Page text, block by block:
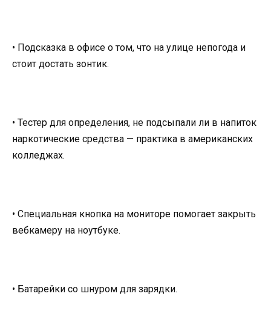
• Подсказка в офисе о том, что на улице непогода и
стоит достать зонтик.
• Тестер для определения, не подсыпали ли в напиток
наркотические средства — практика в американских
колледжах.
• Специальная кнопка на мониторе помогает закрыть
вебкамеру на ноутбуке.
• Батарейки со шнуром для зарядки.